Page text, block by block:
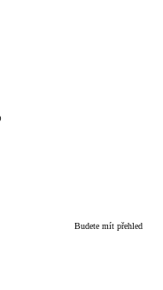
Budete mít přehled